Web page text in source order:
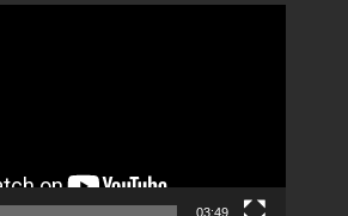
03:49